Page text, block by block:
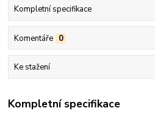
Kompletní specifikace
Komentáře 0
Ke stažení
Kompletní specifikace